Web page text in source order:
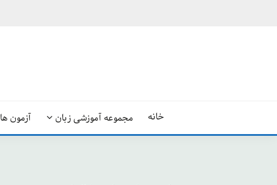
خانه مجموعه آموزشی زبان آزمون ها